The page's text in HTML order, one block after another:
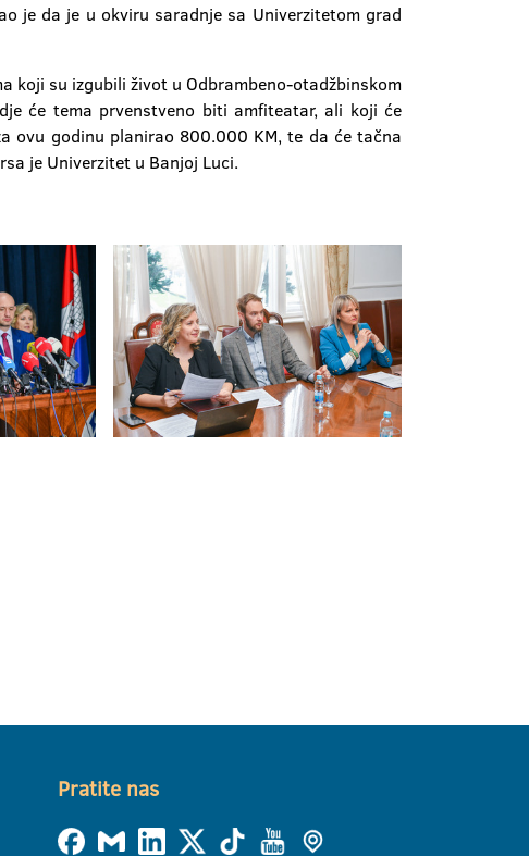
je da je u okviru saradnje sa Univerzitetom grad
koji su izgubili život u Odbrambeno-otadžbinskom
će tema prvenstveno biti amfiteatar, ali koji će
ovu godinu planirao 800.000 KM, te da će tačna
je Univerzitet u Banjoj Luci.
Pratite nas